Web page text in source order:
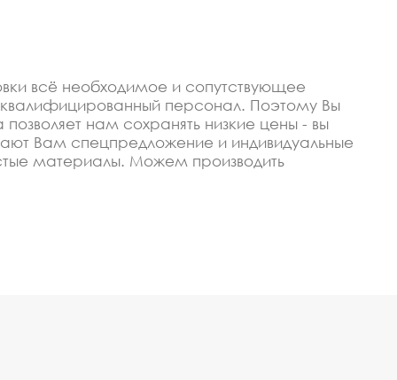
всё необходимое и сопутствующее
персонал. Поэтому Вы
нам сохранять низкие цены - вы
Вам спецпредложение и индивидуальные
материалы. Можем производить
купить со скидкой